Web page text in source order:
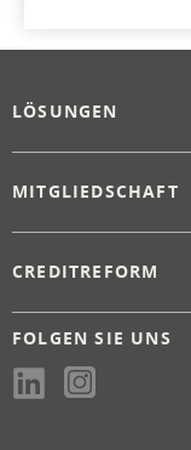
LÖSUNGEN
MITGLIEDSCHAFT
CREDITREFORM
FOLGEN SIE UNS